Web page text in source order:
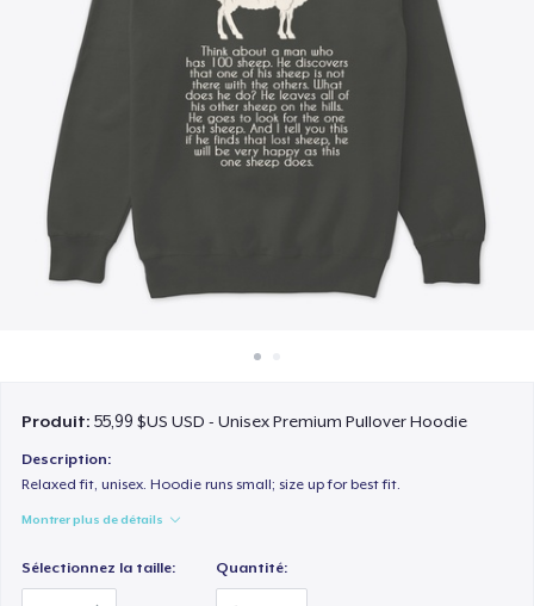
Vendez partout
Vendre n'importe quoi
Produit:55,99 $US USD - Unisex Premium Pullover Hoodie
Description:
Relaxed fit, unisex. Hoodie runs small; size up for best fit.
Montrer plus de détails
Sélectionnez la taille: Quantité: